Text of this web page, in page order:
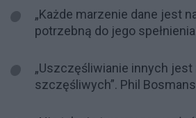
„Każde marzenie dane jest
potrzebną do jego
„Uszczęśliwianie innych
szczęśliwych”. Phil Bosmans